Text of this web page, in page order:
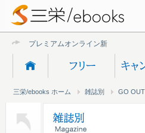
プレミアムオンライン新規受付終
三栄/ebooks ホーム 雑誌別 GO OUT